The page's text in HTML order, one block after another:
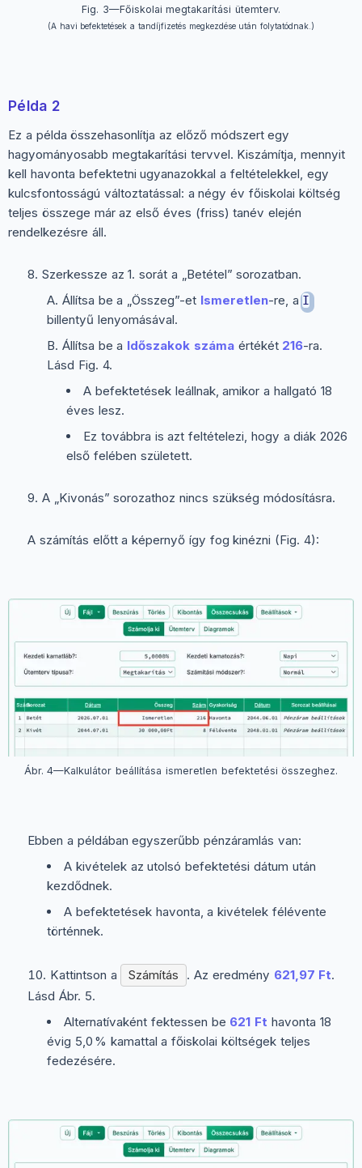
Fig. 3—Főiskolai megtakarítási ütemterv.
(A havi befektetések a tandíjfizetés megkezdése után folytatódnak.)
Példa 2
Ez a példa összehasonlítja az előző módszert egy
hagyományosabb megtakarítási tervvel. Kiszámítja, mennyit
kell havonta befektetni ugyanazokkal a feltételekkel, egy
kulcsfontosságú változtatással: a négy év főiskolai költség
teljes összege már az első éves (friss) tanév elején
rendelkezésre áll.
Szerkessze az 1. sorát a „Betétel” sorozatban.
Állítsa be a „Összeg”-et Ismeretlen-re, aI
billentyű lenyomásával.
Állítsa be a Időszakok számaértékét 216-ra.
Lásd Fig. 4.
A befektetések leállnak, amikor a hallgató 18
éves lesz.
Ez továbbra is azt feltételezi, hogy a diák 2026
első felében született.
A „Kivonás” sorozathoz nincs szükség módosításra.
A számítás előtt a képernyő így fog kinézni (Fig. 4):
Ábr. 4—Kalkulátor beállítása ismeretlen befektetési összeghez.
Ebben a példában egyszerűbb pénzáramlás van:
A kivételek az utolsó befektetési dátum után
kezdődnek.
A befektetések havonta, a kivételek félévente
történnek.
Kattintson a Számítás . Az eredmény 621,97 Ft.
Lásd Ábr. 5.
Alternatívaként fektessen be 621 Ft havonta 18
évig 5,0 % kamattal a főiskolai költségek teljes
fedezésére.